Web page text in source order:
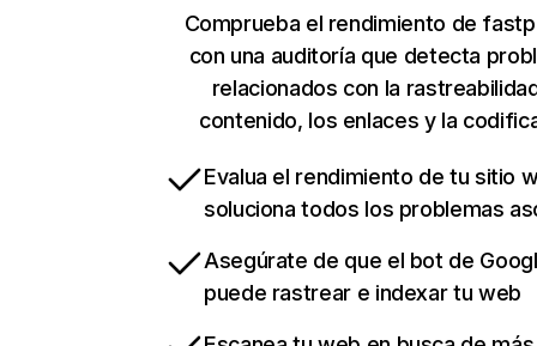
Comprueba el rendimiento de
con una auditoría que detecta
relacionados con la
contenido, los enlaces y la
Evalua el rendimiento de tu sitio
soluciona todos los problemas
Asegúrate de que el bot de
puede rastrear e indexar tu web